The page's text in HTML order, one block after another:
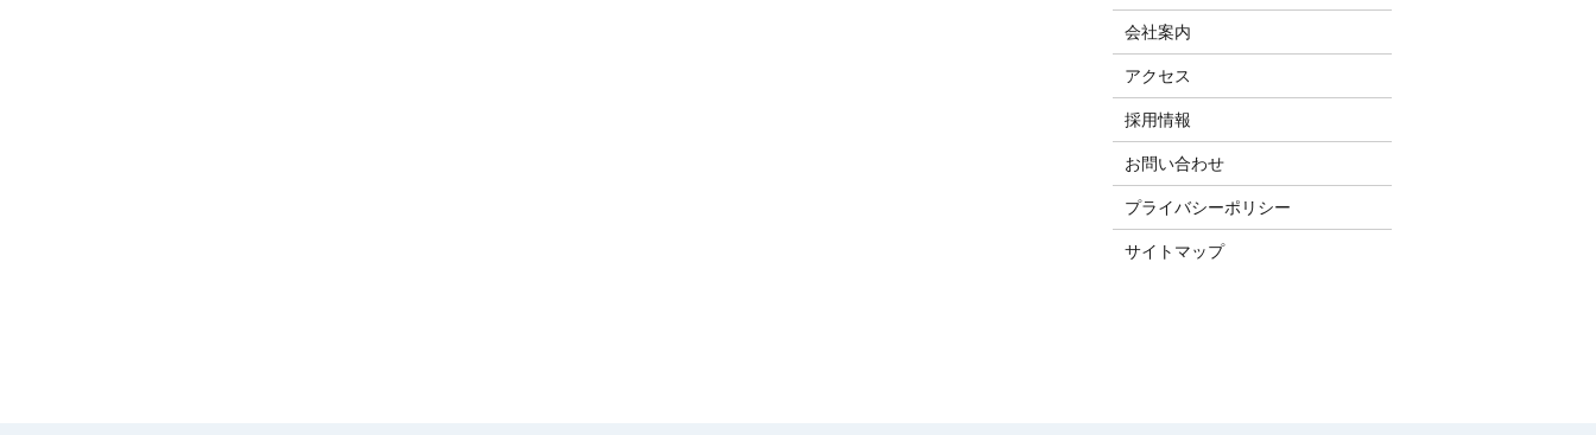
会社案内
アクセス
採用情報
お問い合わせ
プライバシーポリシー
サイトマップ